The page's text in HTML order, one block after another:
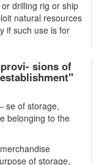
drilling rig or ship
natural resources
if such use is for
sions of
se of storage,
belonging to the
of storage,